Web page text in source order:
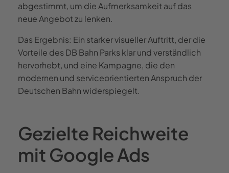
abgestimmt, um die Aufmerksamkeit auf das
neue Angebot zu lenken.
Das Ergebnis: Ein starker visueller Auftritt, der die
Vorteile des DB Bahn Parks klar und verständlich
hervorhebt, und eine Kampagne, die den
modernen und serviceorientierten Anspruch der
Deutschen Bahn widerspiegelt.
Gezielte Reichweite
mit Google Ads